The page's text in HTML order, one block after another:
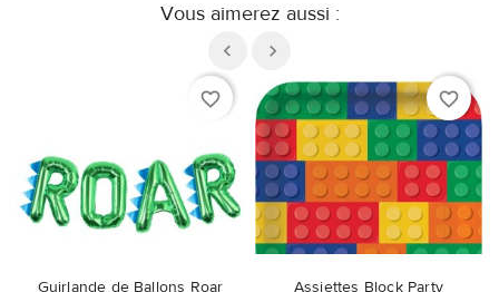
Vous aimerez aussi :
favorite_border
Guirlande de Ballons Roar
favorite_border
Assiettes Block Party